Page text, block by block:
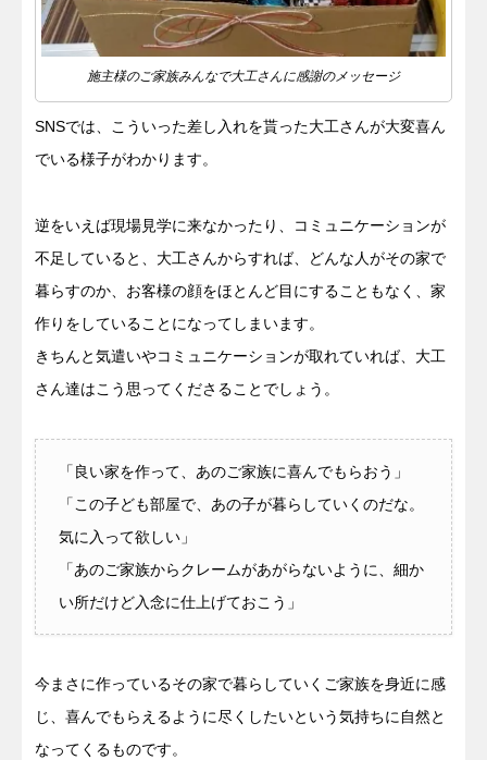
施主様のご家族みんなで大工さんに感謝のメッセージ
SNSでは、こういった差し入れを貰った大工さんが大変喜ん
でいる様子がわかります。
逆をいえば現場見学に来なかったり、コミュニケーションが
不足していると、大工さんからすれば、どんな人がその家で
暮らすのか、お客様の顔をほとんど目にすることもなく、家
作りをしていることになってしまいます。
きちんと気遣いやコミュニケーションが取れていれば、大工
さん達はこう思ってくださることでしょう。
「良い家を作って、あのご家族に喜んでもらおう」
「この子ども部屋で、あの子が暮らしていくのだな。
気に入って欲しい」
「あのご家族からクレームがあがらないように、細か
い所だけど入念に仕上げておこう」
今まさに作っているその家で暮らしていくご家族を身近に感
じ、喜んでもらえるように尽くしたいという気持ちに自然と
なってくるものです。